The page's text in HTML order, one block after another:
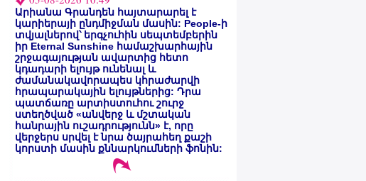
Արիանա Գրանդեն հայտարարել է
կարիերայի ընդմիջման մասին: People-ի
տվյալներով՝ երգչուհին սեպտեմբերին
իր Eternal Sunshine համաշխարհային
շրջագայության ավարտից հետո
կդադարի ելույթ ունենալ և
ժամանակավորապես կհրաժարվի
հրապարակային ելույթներից: Դրա
պատճառը արտիստուհու շուրջ
ստեղծված «անվերջ և մշտական
հանրային ուշադրությունն» է, որը
վերջերս սրվել է նրա ծայրահեղ քաշի
կորստի մասին քննարկումների ֆոնին: